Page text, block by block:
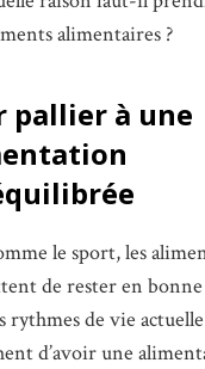
alimentaires ?
pallier à une
le sport, les
de rester en bonne
rythmes de vie
d’avoir une